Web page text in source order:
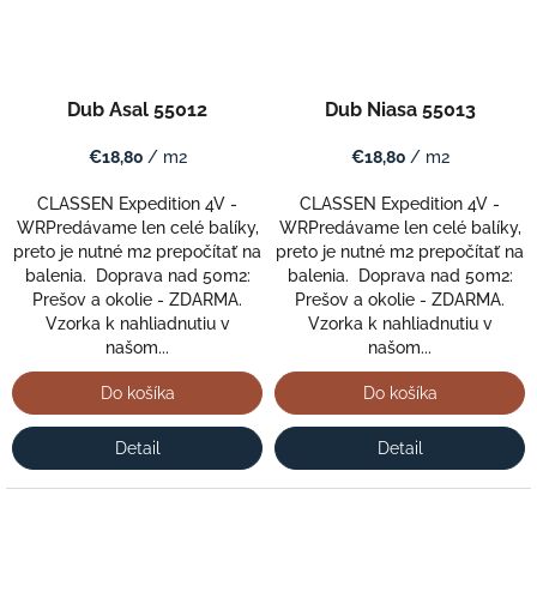
Dub Asal 55012
€18,80 / m2
CLASSEN Expedition 4V -
WRPredávame len celé balíky,
preto je nutné m2 prepočítať na
balenia. Doprava nad 50m2:
Prešov a okolie - ZDARMA.
Vzorka k nahliadnutiu v
našom...
Do košíka
Detail
Dub Niasa 55013
€18,80 / m2
CLASSEN Expedition 4V -
WRPredávame len celé balíky,
preto je nutné m2 prepočítať na
balenia. Doprava nad 50m2:
Prešov a okolie - ZDARMA.
Vzorka k nahliadnutiu v
našom...
Do košíka
Detail